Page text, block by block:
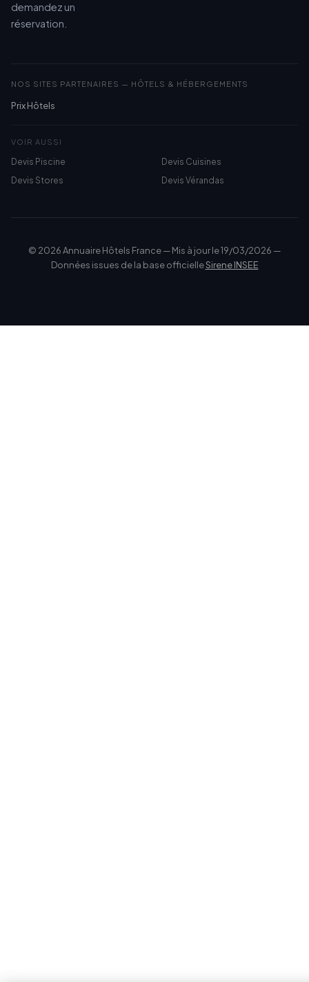
demandez un
réservation.
NOS SITES PARTENAIRES — HÔTELS & HÉBERGEMENTS
Prix Hôtels
VOIR AUSSI
Devis Piscine
Devis Cuisines
Devis Stores
Devis Vérandas
© 2026 Annuaire Hôtels France — Mis à jour le 19/03/2026 —
Données issues de la base officielleSirene INSEE